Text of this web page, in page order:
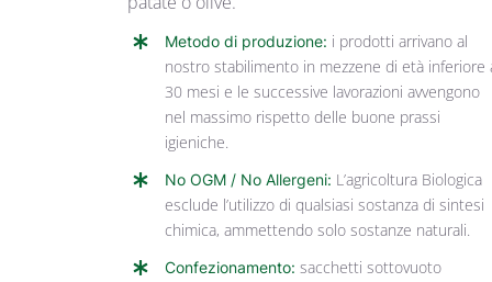
Metodo di produzione: i prodotti arrivano al
nostro stabilimento in mezzene di età inferiore
30 mesi e le successive lavorazioni avvengono
nel massimo rispetto delle buone prassi
igieniche.
No OGM / No Allergeni: L’agricoltura Biologica
esclude l’utilizzo di qualsiasi sostanza di sintesi
chimica, ammettendo solo sostanze naturali.
Confezionamento: sacchetti sottovuoto